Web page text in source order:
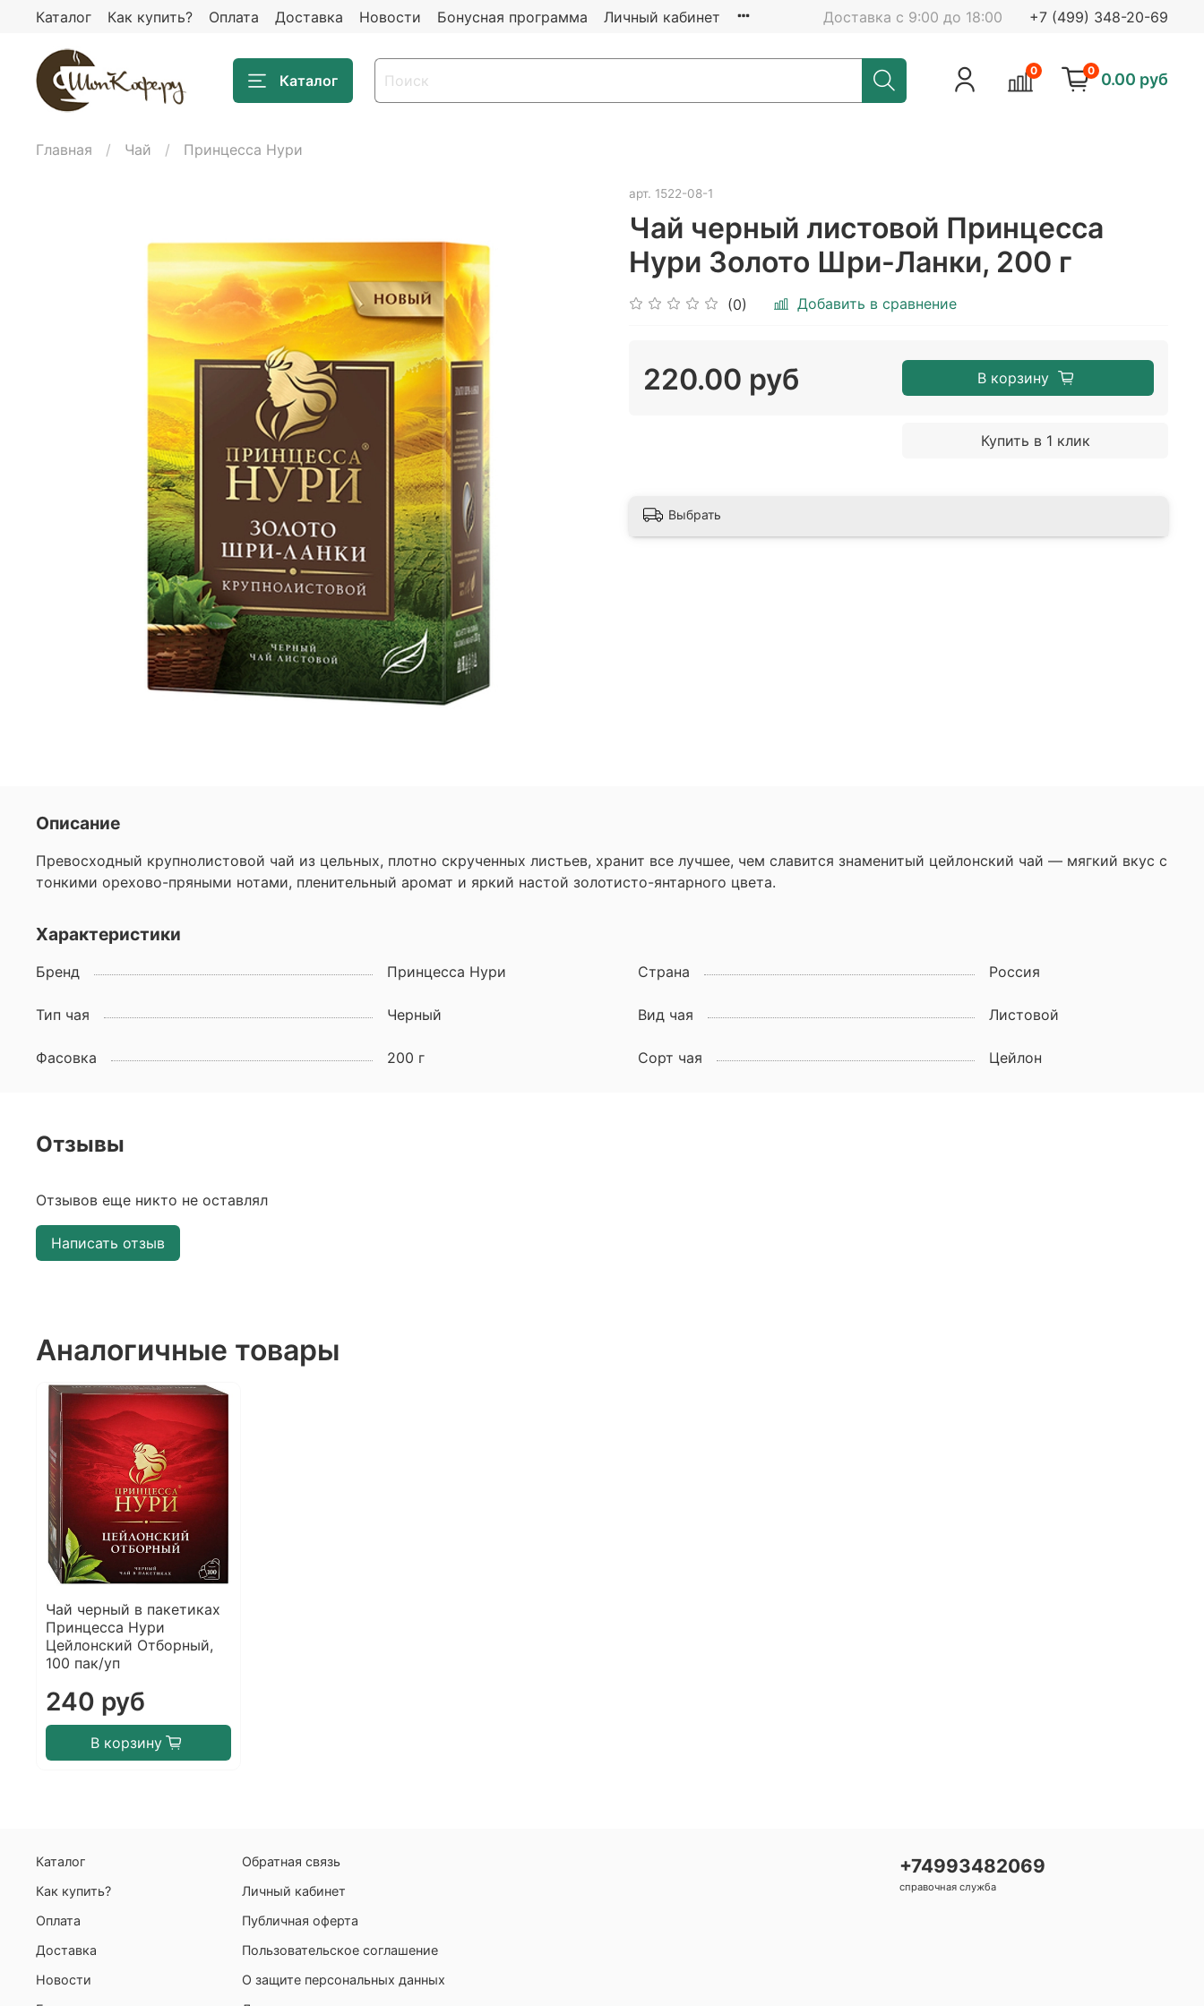
Каталог Как купить? Оплата Доставка Новости Бонусная программа Личный кабинет Доставка с 9:00 до 18:00 +7 (499) 348-20-69
Каталог
0 0 0.00 руб
Главная Чай Принцесса Нури
арт. 1522-08-1
Чай черный листовой Принцесса
Нури Золото Шри-Ланки, 200 г
(0) Добавить в сравнение
220.00 руб В корзину
Купить в 1 клик
Выбрать
Описание
Превосходный крупнолистовой чай из цельных, плотно скрученных листьев, хранит все лучшее, чем славится знаменитый цейлонский чай — мягкий вкус с
тонкими орехово-пряными нотами, пленительный аромат и яркий настой золотисто-янтарного цвета.
Характеристики
Бренд Принцесса Нури Страна Россия
Тип чая Черный Вид чая Листовой
Фасовка 200 г Сорт чая Цейлон
Отзывы
Отзывов еще никто не оставлял
Написать отзыв
Аналогичные товары
Чай черный в пакетиках
Принцесса Нури
Цейлонский Отборный,
100 пак/уп
240 руб
В корзину
Каталог
Как купить?
Оплата
Доставка
Новости
Обратная связь
Личный кабинет
Публичная оферта
Пользовательское соглашение
О защите персональных данных
+74993482069
справочная служба